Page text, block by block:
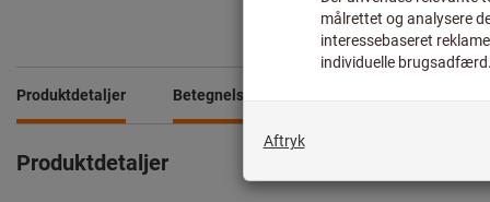
Produktdetaljer Betegnelse
Produktdetaljer